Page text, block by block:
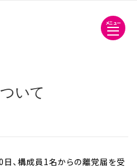
メニュー
いて
、構成員1名からの離党届を受